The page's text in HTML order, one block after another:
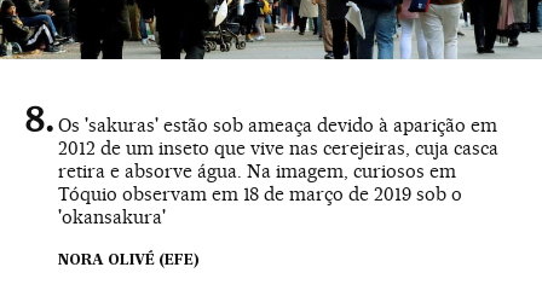
Os 'sakuras' estão sob ameaça devido à aparição em
2012 de um inseto que vive nas cerejeiras, cuja casca
retira e absorve água. Na imagem, curiosos em
Tóquio observam em 18 de março de 2019 sob o
'okansakura'
NORA OLIVÉ (EFE)